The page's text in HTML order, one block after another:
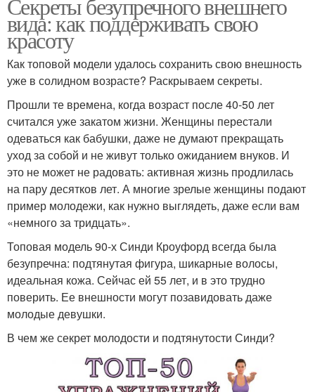
вида: как поддерживать свою
красоту
Как топовой модели удалось сохранить свою внешность
уже в солидном возрасте? Раскрываем секреты.
Прошли те времена, когда возраст после 40-50 лет
считался уже закатом жизни. Женщины перестали
одеваться как бабушки, даже не думают прекращать
уход за собой и не живут только ожиданием внуков. И
это не может не радовать: активная жизнь продлилась
на пару десятков лет. А многие зрелые женщины подают
пример молодежи, как нужно выглядеть, даже если вам
«немного за тридцать».
Топовая модель 90-х Синди Кроуфорд всегда была
безупречна: подтянутая фигура, шикарные волосы,
идеальная кожа. Сейчас ей 55 лет, и в это трудно
поверить. Ее внешности могут позавидовать даже
молодые девушки.
В чем же секрет молодости и подтянутости Синди?